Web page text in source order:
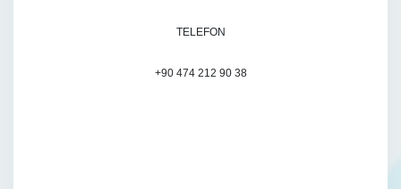
TELEFON
+90 474 212 90 38